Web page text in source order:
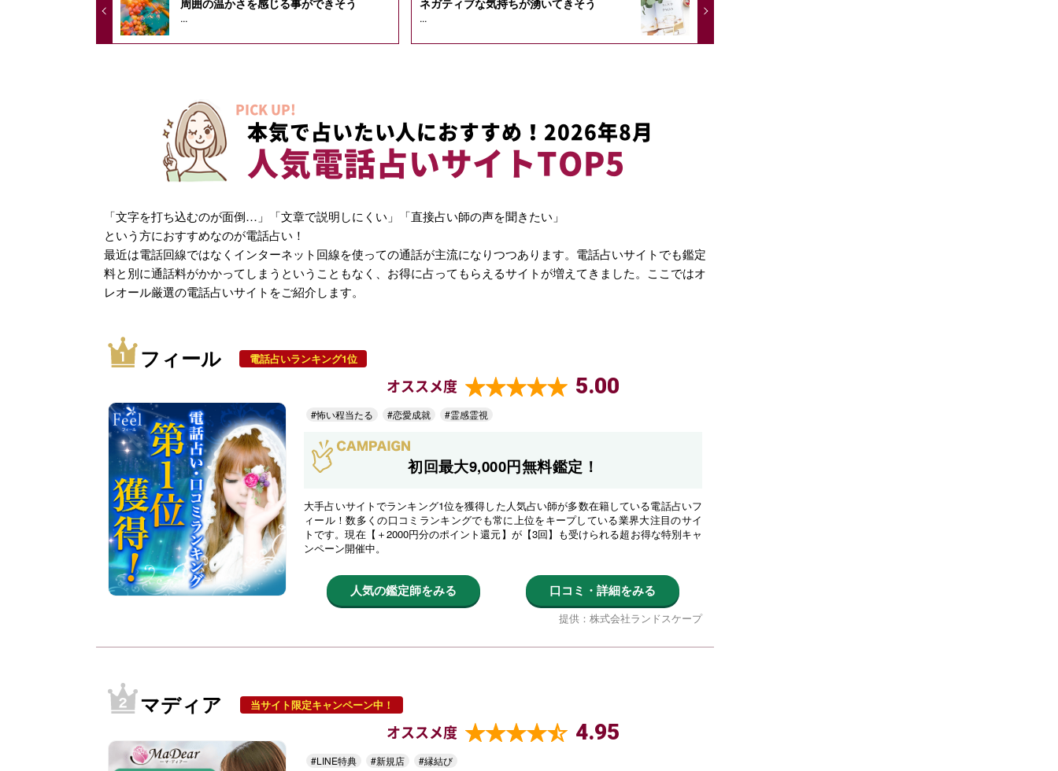
周囲の温かさを感じる事ができそう
...
ネガティブな気持ちが湧いてきそう
...
PICK UP!
本気で占いたい人におすすめ！2026年8月
人気電話占いサイトTOP5
「文字を打ち込むのが面倒…」「文章で説明しにくい」「直接占い師の声を聞きたい」
という方におすすめなのが電話占い！
最近は電話回線ではなくインターネット回線を使っての通話が主流になりつつあります。電話占いサイトでも鑑定
料と別に通話料がかかってしまうということもなく、お得に占ってもらえるサイトが増えてきました。ここではオ
レオール厳選の電話占いサイトをご紹介します。
フィール 電話占いランキング1位
オススメ度 5.00
#怖い程当たる #恋愛成就 #霊感霊視
初回最大9,000円無料鑑定！
大手占いサイトでランキング1位を獲得した人気占い師が多数在籍している電話占いフ
ィール！数多くの口コミランキングでも常に上位をキープしている業界大注目のサイ
トです。現在【＋2000円分のポイント還元】が【3回】も受けられる超お得な特別キャ
ンペーン開催中。
人気の鑑定師をみる 口コミ・詳細をみる
提供：株式会社ランドスケープ
マディア 当サイト限定キャンペーン中！
オススメ度 4.95
#LINE特典 #新規店 #縁結び